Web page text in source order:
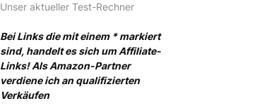
Unser aktueller Test-Rechner
Bei Links die mit einem * markiert
sind, handelt es sich um Affiliate-
Links! Als Amazon-Partner
verdiene ich an qualifizierten
Verkäufen